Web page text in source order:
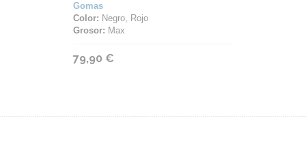
Gomas
Color: Negro, Rojo
Grosor: Max
79,90 €